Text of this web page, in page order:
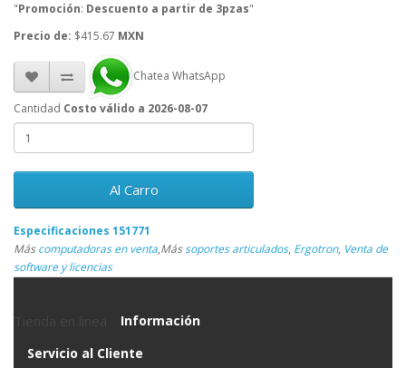
"Promoción: Descuento a partir de 3pzas"
Precio de: $415.67 MXN
Chatea WhatsApp
Cantidad Costo válido a 2026-08-07
Al Carro
Especificaciones 151771
Máscomputadoras en venta,Mássoportes articulados, Ergotron, Venta de
software y licencias
Información
Servicio al Cliente